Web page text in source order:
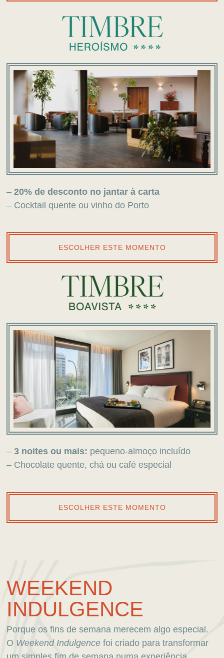
– 20% de desconto no jantar à carta
– Cocktail quente ou vinho do Porto
ESCOLHER ESTE MOMENTO
– 3 noites ou mais: pequeno-almoço incluído
– Chocolate quente, chá ou café especial
ESCOLHER ESTE MOMENTO
WEEKEND
INDULGENCE
Porque os fins de semana merecem algo especial.
O Weekend Indulgence foi criado para transformar